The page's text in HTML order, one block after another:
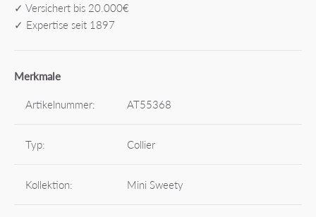
✓ Versichert bis 20.000€
✓ Expertise seit 1897
Merkmale
Artikelnummer: AT55368
Typ: Collier
Kollektion: Mini Sweety